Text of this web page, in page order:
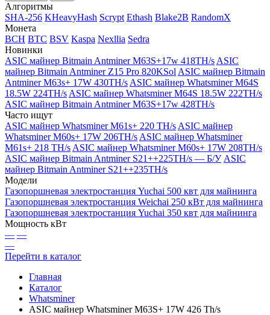
Алгоритмы
SHA-256 KHeavyHash Scrypt Ethash Blake2B RandomX
Монета
BCH BTC BSV Kaspa Nexllia Sedra
Новинки
ASIC майнер Bitmain Antminer M63S+17w 418TH/s ASIC
майнер Bitmain Antminer Z15 Pro 820KSol ASIC майнер Bitmain
Antminer M63s+ 17W 430TH/s ASIC майнер Whatsminer M64S
18.5W 224TH/s ASIC майнер Whatsminer M64S 18.5W 222TH/s
ASIC майнер Bitmain Antminer M63S+17w 428TH/s
Часто ищут
ASIC майнер Whatsminer M61s+ 220 TH/s ASIC майнер
Whatsminer M60s+ 17W 206TH/s ASIC майнер Whatsminer
M61s+ 218 TH/s ASIC майнер Whatsminer M60s+ 17W 208TH/s
ASIC майнер Bitmain Antminer S21++225TH/s — Б/У ASIC
майнер Bitmain Antminer S21++235TH/s
Модели
Газопоршневая электростанция Yuchai 500 квт для майнинга
Газопоршневая электростанция Weichai 250 кВт для майнинга
Газопоршневая электростанция Yuchai 350 квт для майнинга
Мощность кВт
— —
—
Перейти в каталог
Главная
Каталог
Whatsminer
ASIC майнер Whatsminer M63S+ 17W 426 Th/s